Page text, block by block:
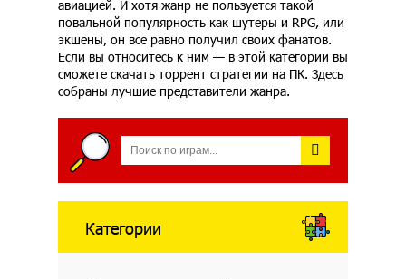
авиацией. И хотя жанр не пользуется такой
повальной популярность как шутеры и RPG, или
экшены, он все равно получил своих фанатов.
Если вы относитесь к ним — в этой категории вы
сможете скачать торрент стратегии на ПК. Здесь
собраны лучшие представители жанра.
Категории